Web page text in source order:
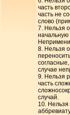
часть
часть не
слово
7. Нельзя
начальную
8. Нельзя
случае
9. Нельзя
часть
случай.
10. Нельзя